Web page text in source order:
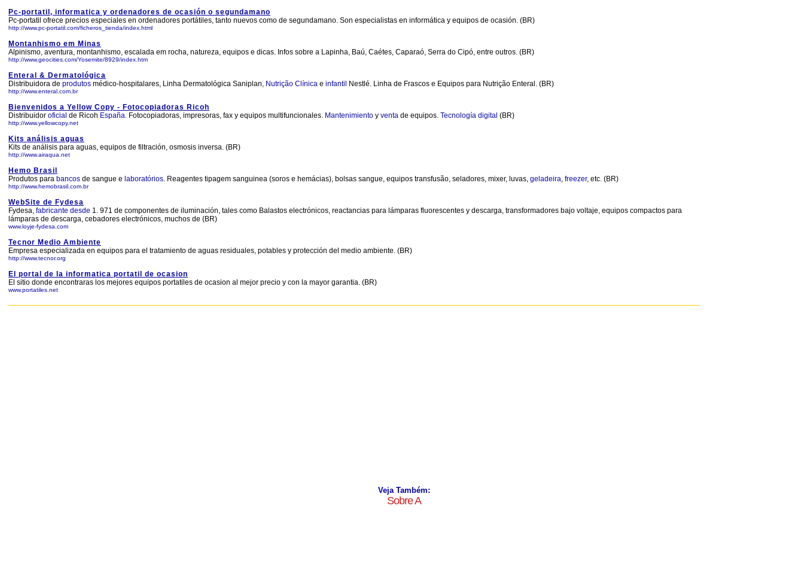
Pc-portatil, informatica y ordenadores de ocasión o segundamano
Pc-portatil ofrece precios especiales en ordenadores portátiles, tanto nuevos como de segundamano. Son especialistas en informática y equipos de ocasión. (BR)
http://www.pc-portatil.com/ficheros_tienda/index.html
Montanhismo em Minas
Alpinismo, aventura, montanhismo, escalada em rocha, natureza, equipos e dicas. Infos sobre a Lapinha, Baú, Caétes, Caparaó, Serra do Cipó, entre outros. (BR)
http://www.geocities.com/Yosemite/8929/index.htm
Enteral & Dermatológica
Distribuidora de produtos médico-hospitalares, Linha Dermatológica Saniplan, Nutrição Clínica e infantil Nestlé. Linha de Frascos e Equipos para Nutrição Enteral. (BR)
http://www.enteral.com.br
Bienvenidos a Yellow Copy - Fotocopiadoras Ricoh
Distribuidor oficial de Ricoh España. Fotocopiadoras, impresoras, fax y equipos multifuncionales. Mantenimiento y venta de equipos. Tecnología digital (BR)
http://www.yellowcopy.net
Kits análisis aguas
Kits de análisis para aguas, equipos de filtración, osmosis inversa. (BR)
http://www.airaqua.net
Hemo Brasil
Produtos para bancos de sangue e laboratórios. Reagentes tipagem sanguinea (soros e hemácias), bolsas sangue, equipos transfusão, seladores, mixer, luvas, geladeira, freezer, etc. (BR)
http://www.hemobrasil.com.br
WebSite de Fydesa
Fydesa, fabricante desde 1. 971 de componentes de iluminación, tales como Balastos electrónicos, reactancias para lámparas fluorescentes y descarga, transformadores bajo voltaje, equipos compactos para
lámparas de descarga, cebadores electrónicos, muchos de (BR)
www.loyje-fydesa.com
Tecnor Medio Ambiente
Empresa especializada en equipos para el tratamiento de aguas residuales, potables y protección del medio ambiente. (BR)
http://www.tecnor.org
El portal de la informatica portatil de ocasion
El sitio donde encontraras los mejores equipos portatiles de ocasion al mejor precio y con la mayor garantia. (BR)
www.portatiles.net
Veja Também:
Sobre A